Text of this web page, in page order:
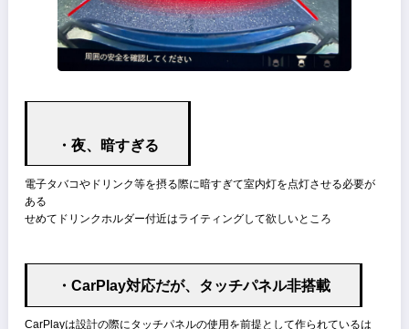
フロント&リアビュー、速度や位置情報、加速度など見やすいUIにな
・Mモード時のシフト操作
シフトノブによる変速は手前がアップで奥がダウンとなる
これは加速中にシフトアップしやすく、
減速中にシフトダウンしやすい配置となっている
MAZDAの他にBMWなどはこの配列だが、一部スポーツモデルを除い
その他国産車は大体が逆になっている